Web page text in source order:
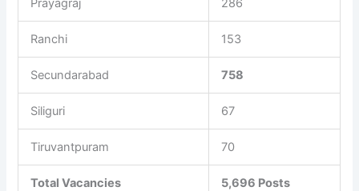
Prayagraj 286
Ranchi 153
Secundarabad 758
Siliguri 67
Tiruvantpuram 70
Total Vacancies 5,696 Posts